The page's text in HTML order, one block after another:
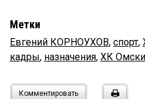
Метки
Евгений КОРНОУХОВ, спорт,
кадры, назначения, ХК
Комментировать